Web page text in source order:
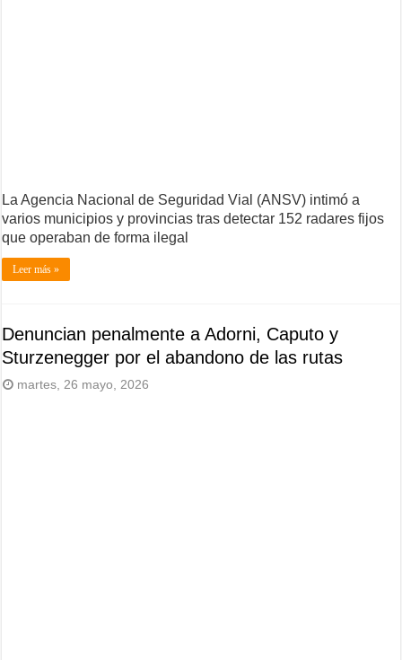
La Agencia Nacional de Seguridad Vial (ANSV) intimó a
varios municipios y provincias tras detectar 152 radares fijos
que operaban de forma ilegal
Leer más »
Denuncian penalmente a Adorni, Caputo y
Sturzenegger por el abandono de las rutas
martes, 26 mayo, 2026